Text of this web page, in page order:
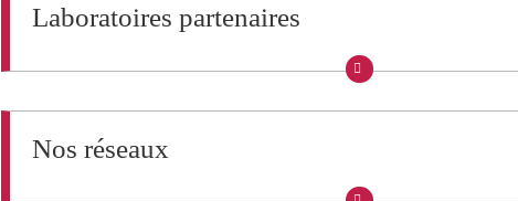
Laboratoires partenaires
Nos réseaux